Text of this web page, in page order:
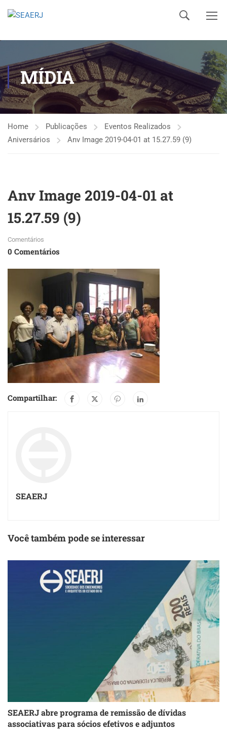
MÍDIA
Home Publicações
Eventos Realizados
Aniversários
Anv Image 2019-04-01 at 15.27.59 (9)
Anv Image 2019-04-01 at
15.27.59 (9)
Comentários
0 Comentários
Compartilhar:
SEAERJ
Você também pode se interessar
SEAERJ abre programa de remissão de dívidas
associativas para sócios efetivos e adjuntos